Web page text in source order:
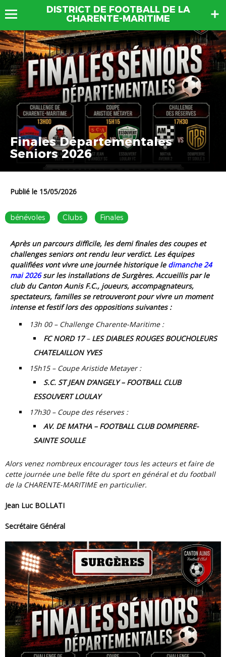
DISTRICT DE FOOTBALL DE LA
CHARENTE-MARITIME
Finales Départementales
Seniors 2026
Publié le 15/05/2026
bénévoles Clubs Finales
Après un parcours difficile, les demi finales des coupes et
challenges seniors ont rendu leur verdict. Les équipes
qualifiées vont vivre une journée historique le dimanche 24
mai 2026sur les installations deSurgères. Accueillis par le
club du Canton Aunis F.C., joueurs, accompagnateurs,
spectateurs, familles se retrouveront pour vivre un moment
intense et festif lors des oppositions suivantes :
13h 00 – Challenge Charente-Maritime :
FC NORD 17– LES DIABLES ROUGES BOUCHOLEURS
CHATELAILLON YVES
15h15 – Coupe Aristide Metayer :
S.C. ST JEAN D’ANGELY – FOOTBALL CLUB
ESSOUVERT LOULAY
17h30 – Coupe des réserves :
AV. DE MATHA – FOOTBALL CLUB DOMPIERRE-
SAINTE SOULLE
Alors venez nombreux encourager tous les acteurs et faire de
cette journée une belle fête du sport en général et du football
de la CHARENTE-MARITIME en particulier.
Jean Luc BOLLATI
Secrétaire Général